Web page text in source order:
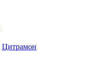
Цитрамон